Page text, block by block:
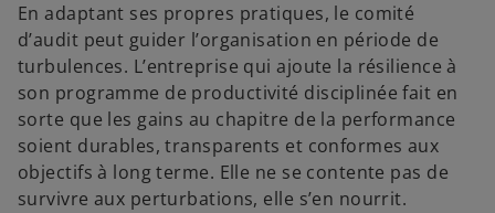
En adaptant ses propres pratiques, le comité
d’audit peut guider l’organisation en période de
turbulences. L’entreprise qui ajoute la résilience à
son programme de productivité disciplinée fait en
sorte que les gains au chapitre de la performance
soient durables, transparents et conformes aux
objectifs à long terme. Elle ne se contente pas de
survivre aux perturbations, elle s’en nourrit.